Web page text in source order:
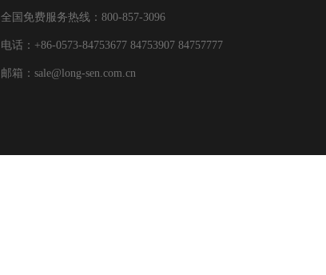
全国免费服务热线：800-857-3096
电话：+86-0573-84753677 84753907 84757777
邮箱：sale@long-sen.com.cn